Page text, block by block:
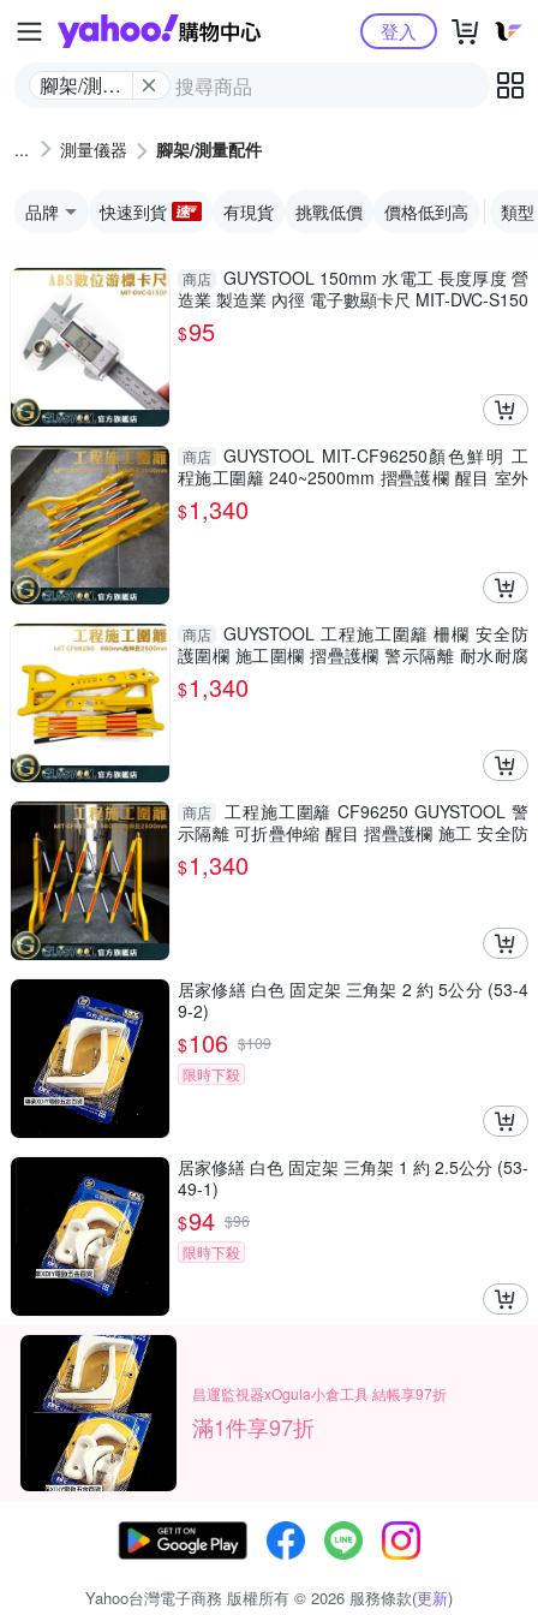
Yahoo購物中心
腳架/測量
登入
測量儀器 腳架/測量配件
品牌 快速到貨 有現貨 挑戰低價 價格低到高 類型
商店 GUYSTOOL 150mm 水電工 長度厚度 營
造業 製造業 內徑 電子數顯卡尺 MIT-DVC-S150
P 防潑水 廠房
$95
商店 GUYSTOOL MIT-CF96250顏色鮮明 工
程施工圍籬 240~2500mm 摺疊護欄 醒目 室外
裝修 安全防護圍欄
$1,340
商店 GUYSTOOL 工程施工圍籬 柵欄 安全防
護圍欄 施工圍欄 摺疊護欄 警示隔離 耐水耐腐
MIT-CF96250
$1,340
商店
工程施工圍籬 CF96250 GUYSTOOL 警
示隔離 可折疊伸縮 醒目 摺疊護欄 施工 安全防
護圍欄 室內裝潢
$1,340
居家修繕 白色 固定架 三角架 2 約 5公分 (53-4
9-2)
$106 $109
限時下殺
居家修繕 白色 固定架 三角架 1 約 2.5公分 (53-
49-1)
$94 $96
限時下殺
昌運監視器xOgula小倉工具 結帳享97折
滿1件享97折
Yahoo台灣電子商務 版權所有 © 2026 服務條款(更新)